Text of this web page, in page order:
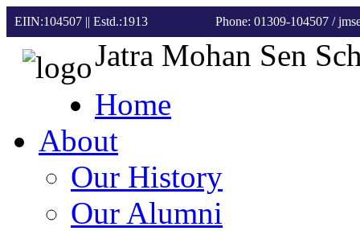
EIIN:104507 || Estd.:1913 Phone: 01309-104507 /
Jatra Mohan Sen
Home
About
Our History
Our Alumni